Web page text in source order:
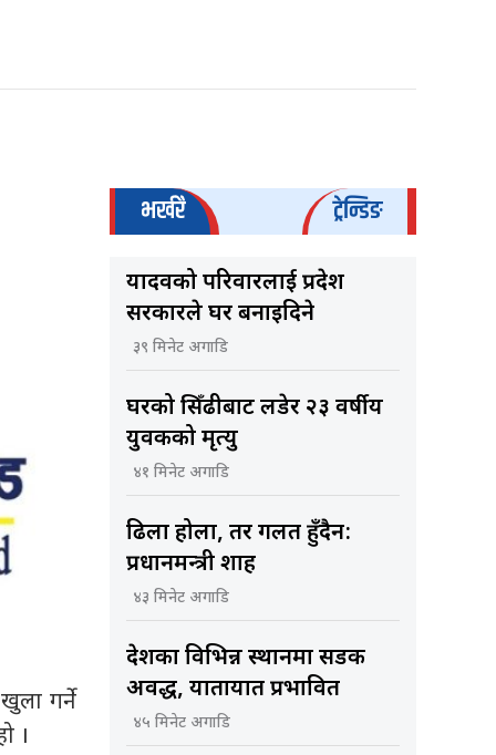
गर्ने
।
भर्खरै ट्रेन्डिङ
यादवको परिवारलाई प्रदेश
सरकारले घर बनाइदिने
३९ मिनेट अगाडि
घरको सिँढीबाट लडेर २३ वर्षीय
युवकको मृत्यु
४१ मिनेट अगाडि
ढिला होला, तर गलत हुँदैन:
प्रधानमन्त्री शाह
४३ मिनेट अगाडि
देशका विभिन्न स्थानमा सडक
अवरुद्ध, यातायात प्रभावित
४५ मिनेट अगाडि